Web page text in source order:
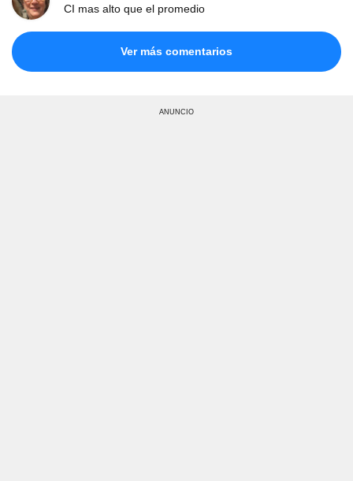
CI mas alto que el promedio
Ver más comentarios
ANUNCIO